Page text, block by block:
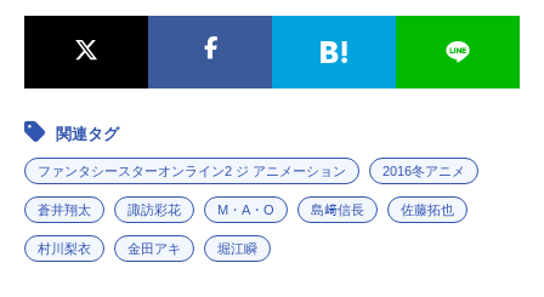
関連タグ
ファンタシースターオンライン2 ジ アニメーション 2016冬アニメ
蒼井翔太 諏訪彩花 M・A・O 島﨑信長 佐藤拓也
村川梨衣 金田アキ 堀江瞬